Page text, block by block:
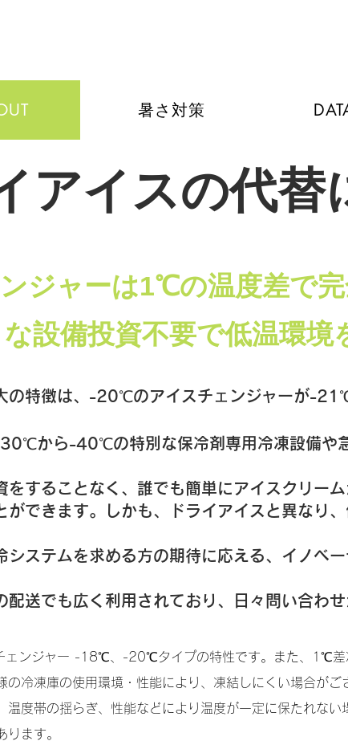
アイスの代替
ジャーは1℃の温度差で
設備投資不要で低温環境
の特徴は、-20℃のアイスチェンジャーが-
から-40℃の特別な保冷剤専用冷凍設備や
をすることなく、誰でも簡単にアイスクリー
できます。
しかも、ドライアイスと異なり、
システムを求める方の期待に応える、イノベ
送でも広く利用されており、日々問い合わせ
ェンジャー -18℃、-20℃タイプの特性です。また、1℃差
の冷凍庫の使用環境・性能により、凍結しにくい場合がご
温度帯の揺らぎ、性能などにより温度が一定に保たれない
ります。
暑さ対策